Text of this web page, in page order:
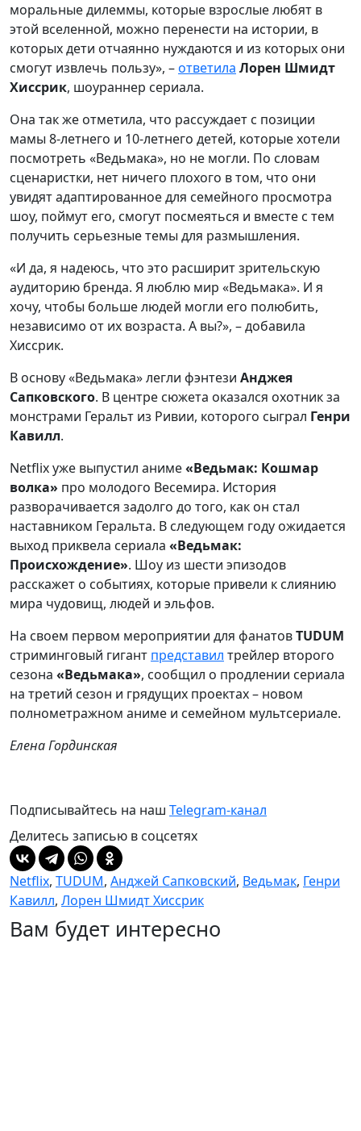
моральные дилеммы, которые взрослые любят в
этой вселенной, можно перенести на истории, в
которых дети отчаянно нуждаются и из которых они
смогут извлечь пользу», –ответила Лорен Шмидт
Хиссрик, шоураннер сериала.
Она так же отметила, что рассуждает с позиции
мамы 8-летнего и 10-летнего детей, которые хотели
посмотреть «Ведьмака», но не могли. По словам
сценаристки, нет ничего плохого в том, что они
увидят адаптированное для семейного просмотра
шоу, поймут его, смогут посмеяться и вместе с тем
получить серьезные темы для размышления.
«И да, я надеюсь, что это расширит зрительскую
аудиторию бренда. Я люблю мир «Ведьмака». И я
хочу, чтобы больше людей могли его полюбить,
независимо от их возраста. А вы?», – добавила
Хиссрик.
В основу «Ведьмака» легли фэнтези Анджея
Сапковского. В центре сюжета оказался охотник за
монстрами Геральт из Ривии, которого сыграл Генри
Кавилл.
Netflix уже выпустил аниме«Ведьмак: Кошмар
волка» про молодого Весемира. История
разворачивается задолго до того, как он стал
наставником Геральта. В следующем году ожидается
выход приквела сериала «Ведьмак:
Происхождение». Шоу из шести эпизодов
расскажет о событиях, которые привели к слиянию
мира чудовищ, людей и эльфов.
На своем первом мероприятии для фанатовTUDUM
стриминговый гигант представил трейлер второго
сезона «Ведьмака», сообщил о продлении сериала
на третий сезон и грядущих проектах – новом
полнометражном аниме и семейном мультсериале.
Елена Гординская
Подписывайтесь на наш Telegram-канал
Делитесь записью в соцсетях
Netflix, TUDUM, Анджей Сапковский, Ведьмак, Генри
Кавилл, Лорен Шмидт Хиссрик
Вам будет интересно